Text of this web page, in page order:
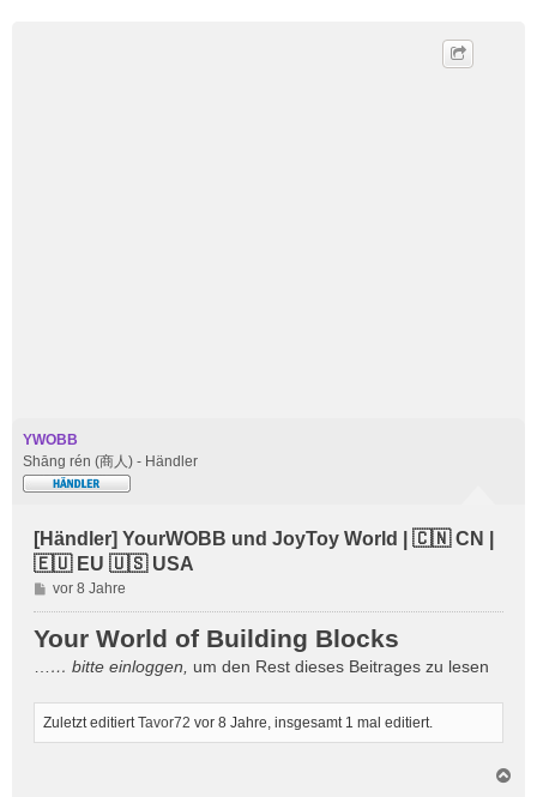
YWOBB
Shāng rén (商人) - Händler
[Händler] YourWOBB und JoyToy World | 🇨🇳 CN |
🇪🇺 EU 🇺🇸 USA
B
e
i
r
g
vor 8 Jahre
Your World of Building Blocks
… bitte einloggen um den Rest dieses Beitrages zu lesen
Zuletzt editiertTavor72 vor 8 Jahre, insgesamt 1 mal editiert.